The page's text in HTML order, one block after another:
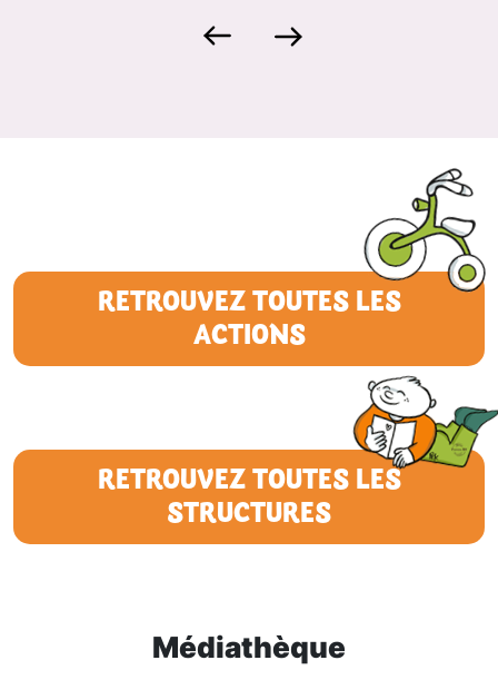
RETROUVEZ TOUTES LES
ACTIONS
RETROUVEZ TOUTES LES
STRUCTURES
Médiathèque